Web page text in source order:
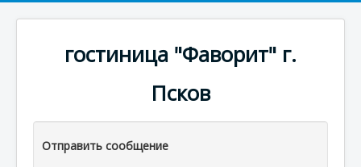
гостиница "Фаворит" г.
Псков
Отправить сообщение